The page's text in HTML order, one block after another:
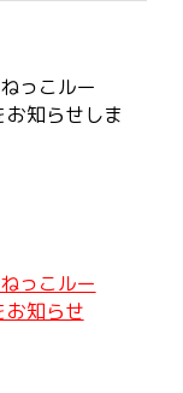
っこルー
知らせしま
っこルー
お知らせ